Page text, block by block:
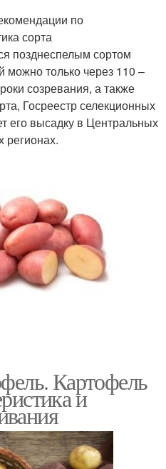
по
сорта
позднеспелым сортом
можно только через 110 –
созревания, а также
Госреестр селекционных
его высадку в Центральных
регионах.
Картофель
и